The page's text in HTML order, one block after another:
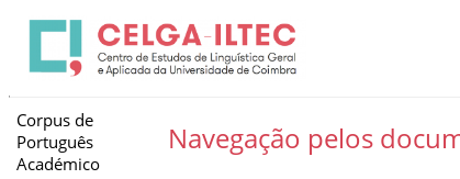
Corpus de
Português
Académico
Navegação pelos